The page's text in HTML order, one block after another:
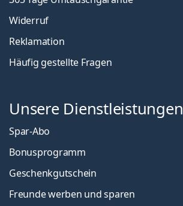
Widerruf
Reklamation
Häufig gestellte Fragen
Unsere Dienstleistungen
Spar-Abo
Bonusprogramm
Geschenkgutschein
Freunde werben und sparen